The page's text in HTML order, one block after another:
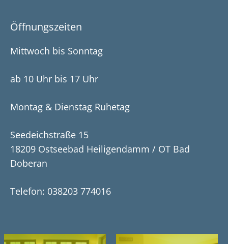
Öffnungszeiten
Mittwoch bis Sonntag
ab 10 Uhr bis 17 Uhr
Montag & Dienstag Ruhetag
Seedeichstraße 15
18209 Ostseebad Heiligendamm / OT Bad
Doberan
Telefon: 038203 774016